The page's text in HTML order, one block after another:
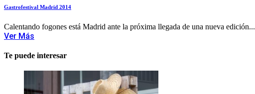
Gastrofestival Madrid 2014
Calentando fogones está Madrid ante la próxima llegada de una nueva edición...
Ver Más
Te puede interesar